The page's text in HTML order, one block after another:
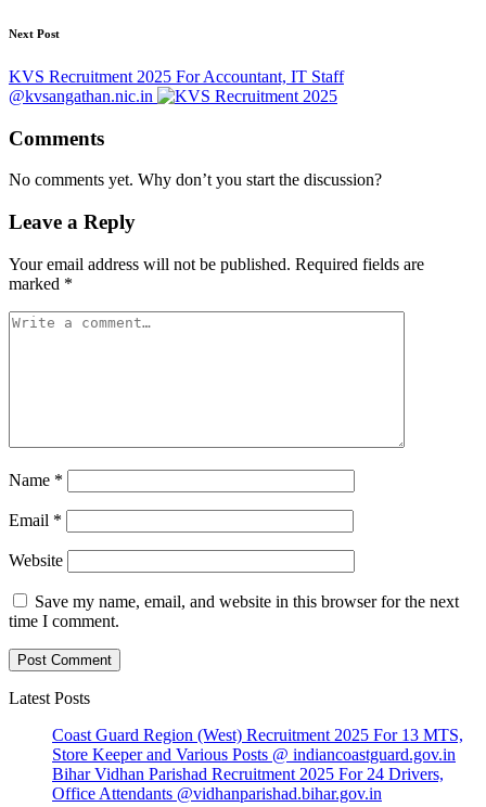
Next Post
KVS Recruitment 2025 For Accountant, IT Staff
@kvsangathan.nic.in
Comments
No comments yet. Why don’t you start the discussion?
Leave a Reply
Your email address will not be published. Required fields are
marked *
Name *
Email *
Website
Save my name, email, and website in this browser for the next
time I comment.
Latest Posts
Coast Guard Region (West) Recruitment 2025 For 13 MTS,
Store Keeper and Various Posts @ indiancoastguard.gov.in
Bihar Vidhan Parishad Recruitment 2025 For 24 Drivers,
Office Attendants @vidhanparishad.bihar.gov.in